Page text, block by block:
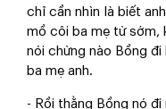
chỉ cần nhìn là biết
mồ côi ba mẹ từ sớm,
nói chừng nào Bồng
ba mẹ anh.
- Rồi thằng Bồng nó